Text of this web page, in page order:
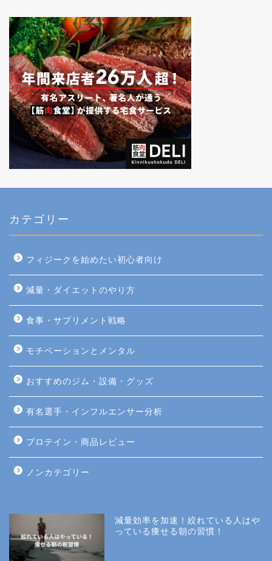
カテゴリー
フィジークを始めたい初心者向け
減量・ダイエットのやり方
食事・サプリメント戦略
モチベーションとメンタル
おすすめのジム・設備・グッズ
有名選手・インフルエンサー分析
プロテイン・商品レビュー
ノンカテゴリー
減量効率を加速！絞れている人はや
っている痩せる朝の習慣！